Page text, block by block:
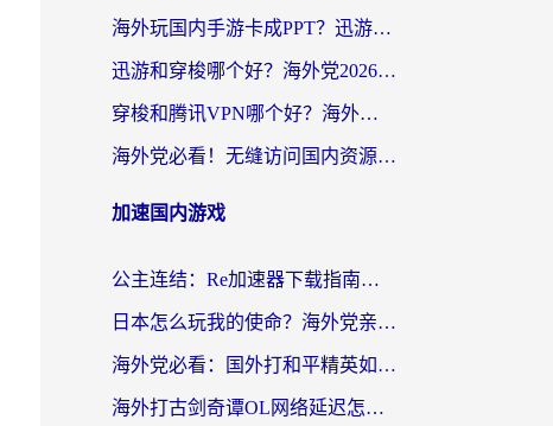
海外玩国内手游卡成PPT？迅游和奇游手游哪个好？附真实VPN评测及番茄加速器体验
迅游和穿梭哪个好？海外党2026亲测对比+免费vs付费选择指南，附番茄加速器实测体验
穿梭和腾讯VPN哪个好？海外党亲测3款热门回国加速器，附避坑指南
海外党必看！无缝访问国内资源指南：从vpn官网下载到加速器选择（附番茄实测）
加速国内游戏
公主连结：Re加速器下载指南——海外党不再错过国服活动的秘密武器
日本怎么玩我的使命？海外党亲测有效的国服游戏加速指南（附避坑技巧）
海外党必看：国外打和平精英如何降低延迟？附3款热门国服游戏加速方案
海外打古剑奇谭OL网络延迟怎么办？老玩家亲测有效的加速器选择指南